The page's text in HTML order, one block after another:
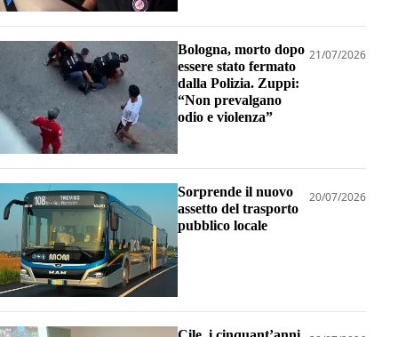
Bologna, morto dopo
essere stato fermato
dalla Polizia. Zuppi:
“Non prevalgano
odio e violenza”
21/07/2026
Sorprende il nuovo
assetto del trasporto
pubblico locale
20/07/2026